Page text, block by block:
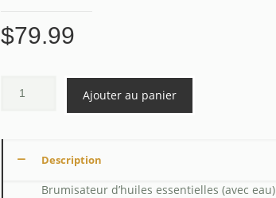
$79.99
Ajouter au panier
Description
Brumisateur d’huiles essentielles (avec eau)